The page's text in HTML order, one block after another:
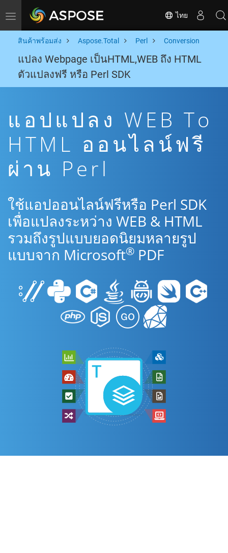
Toggle navigation ไทย
สินค้าพร้อมส่ง Aspose.Total Perl Conversion
แปลง Webpage เป็นHTML,WEB ถึง HTML
ตัวแปลงฟรี หรือ Perl SDK
แอปแปลง WEB To
HTML ออนไลน์ฟรี
ผ่าน Perl
ใช้แอปออนไลน์ฟรีหรือ Perl SDK
เพื่อแปลงระหว่าง WEB & HTML
รวมถึงรูปแบบยอดนิยมหลายรูป
แบบจาก Microsoft® PDF